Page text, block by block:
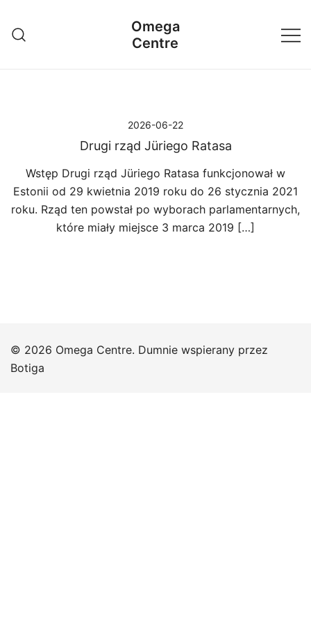
treści
Omega
Centre
2026-06-22
Drugi rząd Jüriego Ratasa
Wstęp Drugi rząd Jüriego Ratasa funkcjonował w
Estonii od 29 kwietnia 2019 roku do 26 stycznia 2021
roku. Rząd ten powstał po wyborach parlamentarnych,
które miały miejsce 3 marca 2019 […]
© 2026 Omega Centre. Dumnie wspierany przez
Botiga